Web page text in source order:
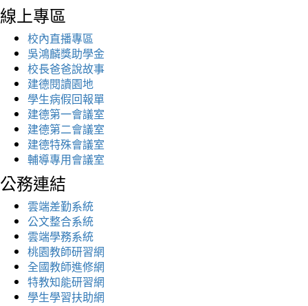
線上專區
校內直播專區
吳鴻麟獎助學金
校長爸爸說故事
建德閱讀園地
學生病假回報單
建德第一會議室
建德第二會議室
建德特殊會議室
輔導專用會議室
公務連結
雲端差勤系統
公文整合系統
雲端學務系統
桃園教師研習網
全國教師進修網
特教知能研習網
學生學習扶助網